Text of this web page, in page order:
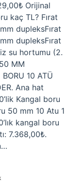
Orijinal
kaç TL? Fırat
dupleksFırat
dupleksFırat
su hortumu (2.
MM
BORU 10 ATÜ
Ana hat
Kangal boru
50 mm 10 Atu 1
kangal boru
7.368,00₺.